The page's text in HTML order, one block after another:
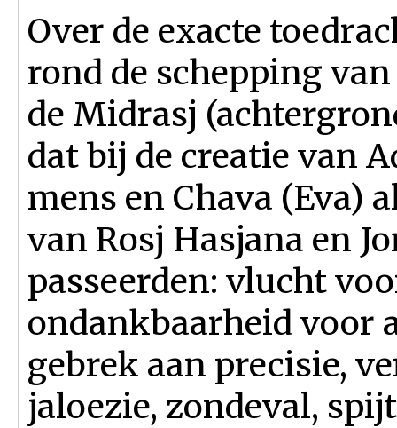
Over de exacte
rond de schepping
de Midrasj
dat bij de creatie van
mens en Chava (Eva)
van Rosj Hasjana en
passeerden: vlucht
ondankbaarheid voor
gebrek aan precisie,
jaloezie, zondeval,